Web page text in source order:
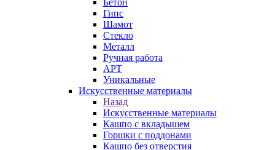
Гипс
Шамот
Стекло
Металл
Ручная работа
АРТ
Уникальные
Искусственные материалы
Назад
Искусственные материалы
Кашпо с вкладышем
Горшки с поддонами
Кашпо без отверстия